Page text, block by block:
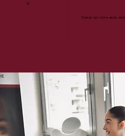
6
Cursus qui rime avec